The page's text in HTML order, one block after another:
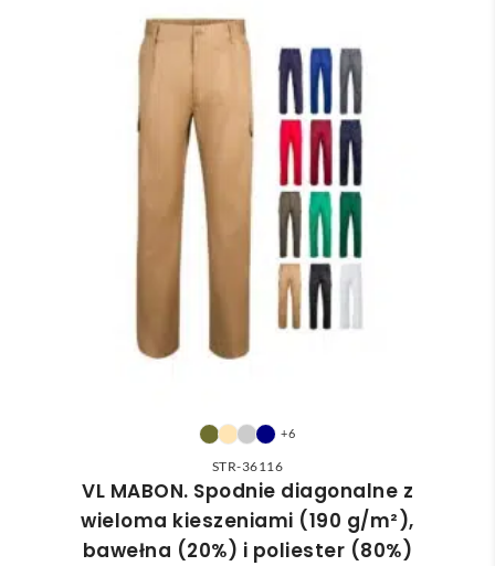
+6
STR-36116
VL MABON. Spodnie diagonalne z
wieloma kieszeniami (190 g/m²),
bawełna (20%) i poliester (80%)